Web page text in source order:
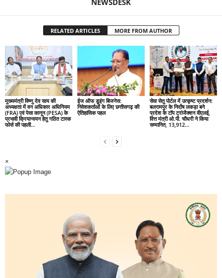
RELATED ARTICLES MORE FROM AUTHOR
मुख्यमंत्री विष्णु देव साय की
अध्यक्षता में वन अधिकार अधिनियम
(FRA) एवं पेसा कानून (PESA) के
प्रभावी क्रियान्वयन हेतु गठित टास्क
फोर्स की पहली...
ईज ऑफ डूइंग बिजनेस:
निवेशकर्ताओं के लिए छत्तीसगढ़ की
ऐतिहासिक पहल
सेवा सेतु पोर्टल में उत्कृष्ट प्रदर्शन:
बलरामपुर के निर्दोष लकड़ा बने
प्रदेश के टॉप ट्रांजैक्शन वीएलई,
वित्त मंत्री ओ.पी. चौधरी ने किया
सम्मानित, 13,912...
×